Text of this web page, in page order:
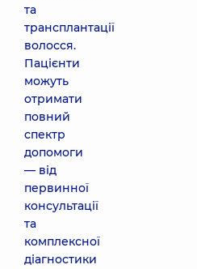
та
трансплантації
волосся.
Пацієнти
можуть
отримати
повний
спектр
допомоги
— від
первинної
консультації
та
комплексної
діагностики